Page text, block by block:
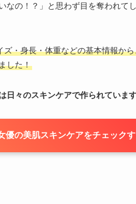
なの！？」と思わず目を奪われて
・身長・体重などの基本情報か
した！
々のスキンケアで作られています
優の美肌スキンケアをチェック